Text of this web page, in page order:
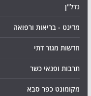
נדל"ן
מדינט - בריאות ורפואה
חדשות מגזר דתי
תרבות ופנאי כשר
מקומונט כפר סבא